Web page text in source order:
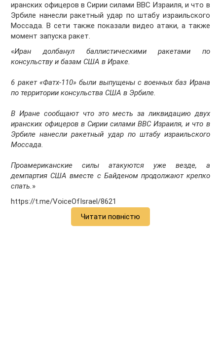
иранских офицеров в Сирии силами ВВС Израиля, и что в
Эрбиле нанесли ракетный удар по штабу израильского
Моссада. В сети также показали видео атаки, а также
момент запуска ракет.
«Иран долбанул баллистическими ракетами по
консульству и базам США в Ираке.
6 ракет «Фатх-110» были выпущены с военных баз Ирана
по территории консульства США в Эрбиле.
В Иране сообщают что это месть за ликвидацию двух
иранских офицеров в Сирии силами ВВС Израиля, и что в
Эрбиле нанесли ракетный удар по штабу израильского
Моссада.
Проамериканские силы атакуются уже везде, а
демпартия США вместе с Байденом продолжают крепко
спать.»
https://t.me/VoiceOfIsrael/8621
Читати повністю